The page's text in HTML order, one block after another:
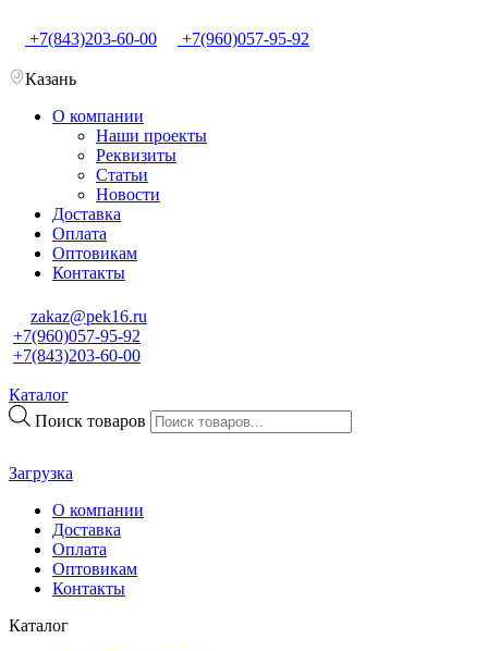
+7(843)203-60-00 +7(960)057-95-92
Казань
О компании
Наши проекты
Реквизиты
Статьи
Новости
Доставка
Оплата
Оптовикам
Контакты
zakaz@pek16.ru
+7(960)057-95-92
+7(843)203-60-00
Каталог
Поиск товаров
Загрузка
О компании
Доставка
Оплата
Оптовикам
Контакты
Каталог